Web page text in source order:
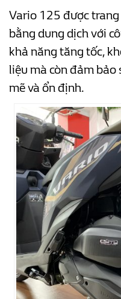
Vario 125 được
bằng dung dịch với
khả năng tăng tốc,
liệu mà còn đảm bảo
mẽ và ổn định.